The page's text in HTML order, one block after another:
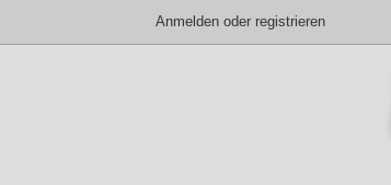
Anmelden oder registrieren